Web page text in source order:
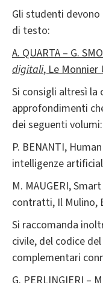
Gli studenti
di testo:
A. QUARTA – G.
digitali, Le Monnier
Si consigli altresì la
approfondimenti
dei seguenti volumi:
P. BENANTI,
intelligenze
M. MAUGERI,
contratti, Il Mulino,
Si raccomanda
civile, del codice
complementari